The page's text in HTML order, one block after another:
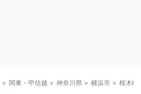
> 関東・甲信越 > 神奈川県 > 横浜市 > 桜木町